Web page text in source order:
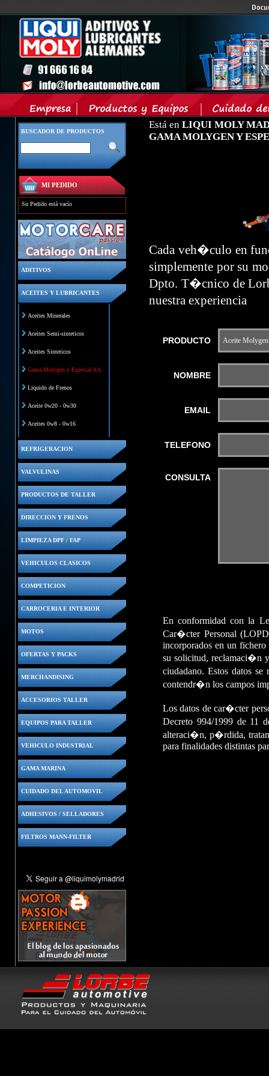
BUSCADOR DE PRODUCTOS
MI PEDIDO
Su Pedido está vacío
ADITIVOS
ACEITES Y LUBRICANTES
Aceites Minerales
Aceites Semi-sinteticos
Aceites Sinteticos
Gama Molygen y Especial AA
Liquido de Frenos
Aceite 0w20 - 0w30
Aceites 0w8 - 0w16
REFRIGERACION
VALVULINAS
PRODUCTOS DE TALLER
DIRECCION Y FRENOS
LIMPIEZA DPF / FAP
VEHICULOS CLASICOS
COMPETICION
CARROCERIA E INTERIOR
MOTOS
OFERTAS Y PACKS
MERCHANDISING
ACCESORIOS TALLER
EQUIPOS PARA TALLER
VEHICULO INDUSTRIAL
GAMA MARINA
CUIDADO DEL AUTOMOVIL
ADHESIVOS / SELLADORES
FILTROS MANN-FILTER
Está en LIQUI MOLY
GAMA MOLYGEN Y
Cada veh�culo en
simplemente por su
Dpto. T�cnico de
nuestra experiencia
PRODUCTO
NOMBRE
EMAIL
TELEFONO
CONSULTA
En conformidad con la
Car�cter Personal
incorporados en un
su solicitud, reclamaci�n
ciudadano. Estos datos
contendr�n los campos
Los datos de car�cter
Decreto 994/1999 de 11
alteraci�n, p�rdida,
para finalidades distintas